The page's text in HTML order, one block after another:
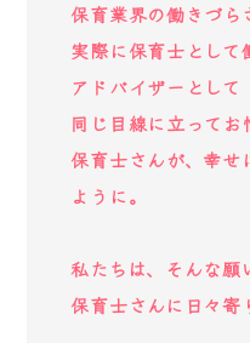
保育業界の働きづら
実際に保育士として
アドバイザーとして
同じ目線に立ってお
保育士さんが、幸せ
ように。
私たちは、そんな願
保育士さんに日々寄